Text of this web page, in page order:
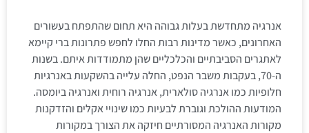
אנרגיה מתחדשת בעלות גבוהה היא תחום שהתפתח בעשורים
האחרונים, כאשר מדינות רבות החלו לחפש פתרונות ברי קיימא
לאתגרים הסביבתיים והכלכליים שהן מתמודדות איתם. בשנות
ה-70, בעקבות משבר הנפט, החלה עלייה בהשקעות באנרגיות
חלופיות כמו אנרגיה סולארית, אנרגיה רוחית ואנרגיה ביומסה.
המודעות ההולכת וגוברת לבעיות כמו שינויי אקלים והזדקנות
מקורות האנרגיה המסורתיים חיזקה את הצורך במקורות